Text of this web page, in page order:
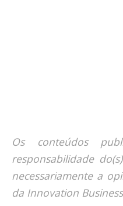
Os conteúdos
responsabilidade
necessariamente a
da Innovation